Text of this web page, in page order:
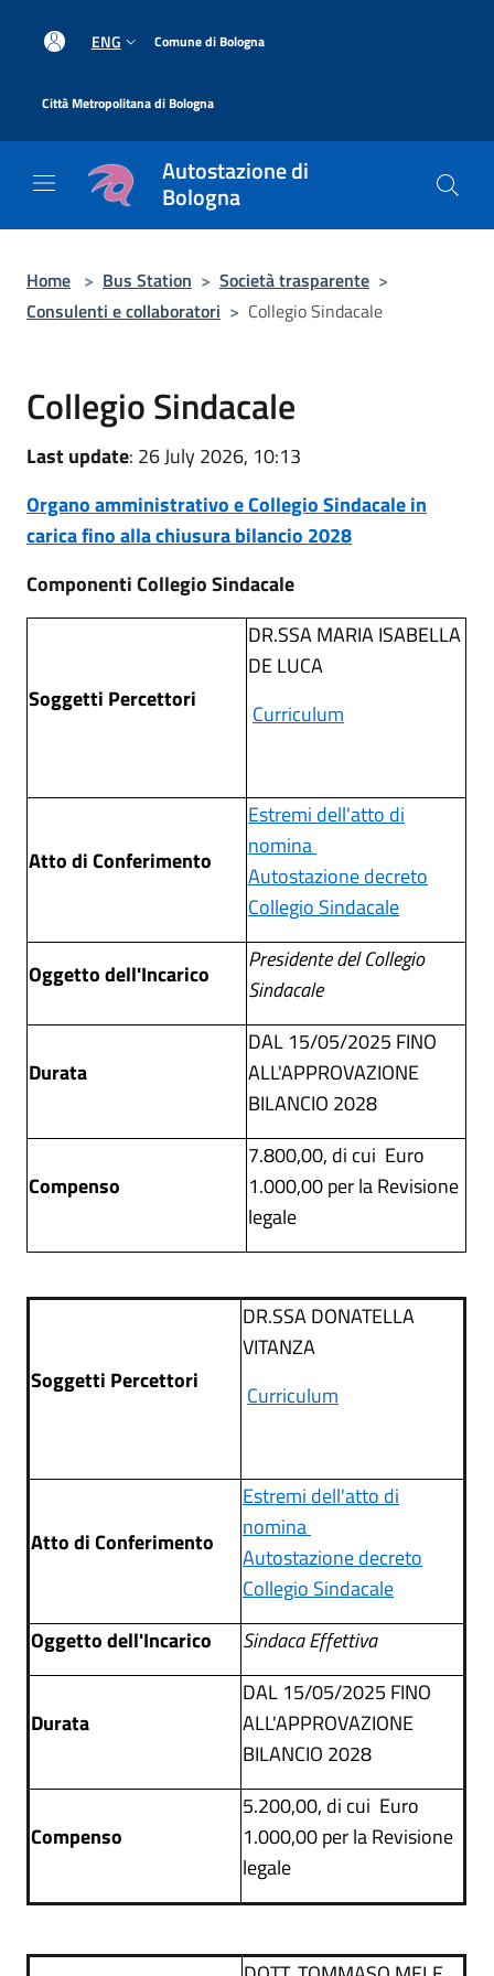
ENG Comune di Bologna
Città Metropolitana di Bologna
Autostazione di
Bologna
Home > Bus Station > Società trasparente >
Consulenti e collaboratori > Collegio Sindacale
Collegio Sindacale
Last update: 26 July 2026, 10:13
Organo amministrativo e Collegio Sindacale in
carica fino alla chiusura bilancio 2028
Componenti Collegio Sindacale
Soggetti Percettori
DR.SSA MARIA ISABELLA
DE LUCA
Curriculum
Atto di Conferimento
Estremi dell'atto di
nomina
Autostazione decreto
Collegio Sindacale
Oggetto dell'Incarico
Presidente del Collegio
Sindacale
Durata
DAL 15/05/2025 FINO
ALL'APPROVAZIONE
BILANCIO 2028
Compenso
7.800,00, di cui Euro
1.000,00 per la Revisione
legale
Soggetti Percettori
DR.SSA DONATELLA
VITANZA
Curriculum
Atto di Conferimento
Estremi dell'atto di
nomina
Autostazione decreto
Collegio Sindacale
Oggetto dell'Incarico
Sindaca Effettiva
Durata
DAL 15/05/2025 FINO
ALL'APPROVAZIONE
BILANCIO 2028
Compenso
5.200,00, di cui Euro
1.000,00 per la Revisione
legale